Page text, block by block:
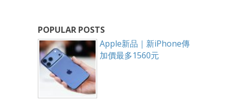
POPULAR POSTS
Apple新品｜新iPhone傳
加價最多1560元